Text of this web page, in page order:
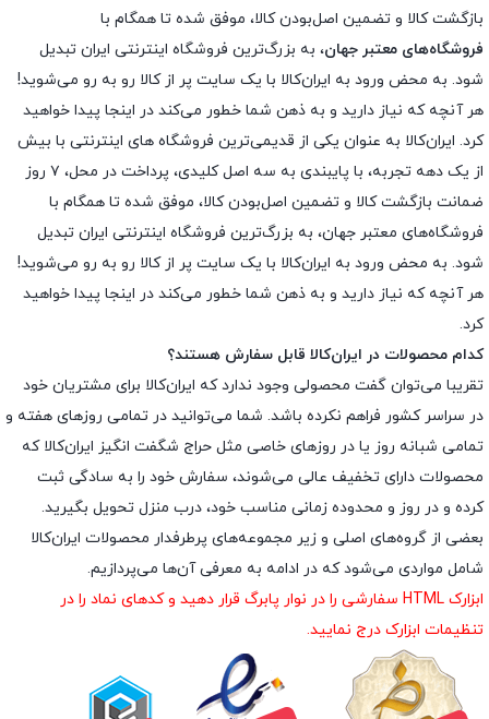
بازگشت کالا و تضمین اصل‌بودن کالا، موفق شده تا همگام با
فروشگاه‌های معتبر جهان، به بزرگ‌ترین فروشگاه اینترنتی ایران تبدیل
شود. به محض ورود به ایران‌کالا با یک سایت پر از کالا رو به رو می‌شوید!
هر آنچه که نیاز دارید و به ذهن شما خطور می‌کند در اینجا پیدا خواهید
کرد. ایران‌کالا به عنوان یکی از قدیمی‌ترین فروشگاه های اینترنتی با بیش
از یک دهه تجربه، با پایبندی به سه اصل کلیدی، پرداخت در محل، ۷ روز
ضمانت بازگشت کالا و تضمین اصل‌بودن کالا، موفق شده تا همگام با
فروشگاه‌های معتبر جهان، به بزرگ‌ترین فروشگاه اینترنتی ایران تبدیل
شود. به محض ورود به ایران‌کالا با یک سایت پر از کالا رو به رو می‌شوید!
هر آنچه که نیاز دارید و به ذهن شما خطور می‌کند در اینجا پیدا خواهید
کرد.
کدام محصولات در ایران‌کالا قابل سفارش هستند؟
تقریبا می‌توان گفت محصولی وجود ندارد که ایران‌کالا برای مشتریان خود
در سراسر کشور فراهم نکرده باشد. شما می‌توانید در تمامی روزهای هفته و
تمامی شبانه روز یا در روزهای خاصی مثل حراج شگفت انگیز ایران‌کالا که
محصولات دارای تخفیف عالی می‌شوند، سفارش خود را به سادگی ثبت
کرده و در روز و محدوده زمانی مناسب خود، درب منزل تحویل بگیرید.
بعضی از گروه‌های اصلی و زیر مجموعه‌های پرطرفدار محصولات ایران‌کالا
شامل مواردی می‌شود که در ادامه به معرفی آن‌ها می‌پردازیم.
ابزارک HTML سفارشی را در نوار پابرگ قرار دهید و کدهای نماد را در
تنظیمات ابزارک درج نمایید.